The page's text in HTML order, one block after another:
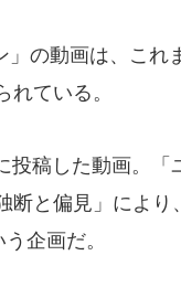
の動画は、これ
ている。
稿した動画。「
断と偏見」により
企画だ。